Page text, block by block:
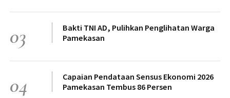
03
Bakti TNI AD, Pulihkan Penglihatan Warga
Pamekasan
04
Capaian Pendataan Sensus Ekonomi 2026
Pamekasan Tembus 86 Persen